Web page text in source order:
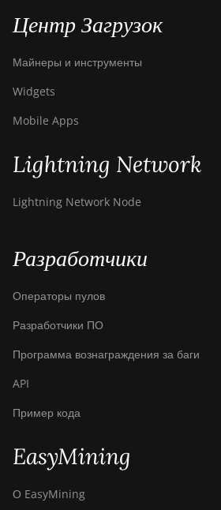
Центр Загрузок
Майнеры и инструменты
Widgets
Mobile Apps
Lightning Network
Lightning Network Node
Разработчики
Операторы пулов
Разработчики ПО
Программа вознаграждения за баги
API
Пример кода
EasyMining
О EasyMining